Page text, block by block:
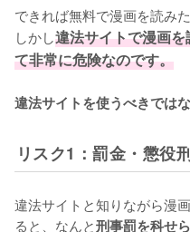
できれば無料で漫画を読み
しかし違法サイトで漫画
て非常に危険なのです。
違法サイトを使うべきでは
リスク1：罰金・懲役
違法サイトと知りながら漫
ると、なんと刑事罰を科せ